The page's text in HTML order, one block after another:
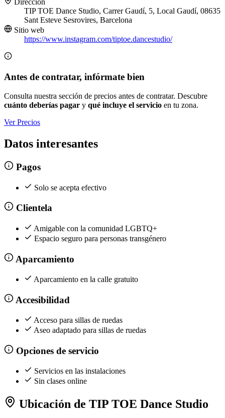
Dirección
TIP TOE Dance Studio, Carrer Gaudí, 5, Local Gaudí, 08635
Sant Esteve Sesrovires, Barcelona
Sitio web
https://www.instagram.com/tiptoe.dancestudio/
Antes de contratar, infórmate bien
Consulta nuestra sección de precios antes de contratar. Descubre
cuánto deberías pagar y qué incluye el servicio en tu zona.
Ver Precios
Datos interesantes
Pagos
Solo se acepta efectivo
Clientela
Amigable con la comunidad LGBTQ+
Espacio seguro para personas transgénero
Aparcamiento
Aparcamiento en la calle gratuito
Accesibilidad
Acceso para sillas de ruedas
Aseo adaptado para sillas de ruedas
Opciones de servicio
Servicios en las instalaciones
Sin clases online
Ubicación de TIP TOE Dance Studio